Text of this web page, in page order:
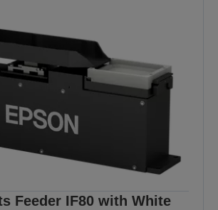
Feeder IF80 with White